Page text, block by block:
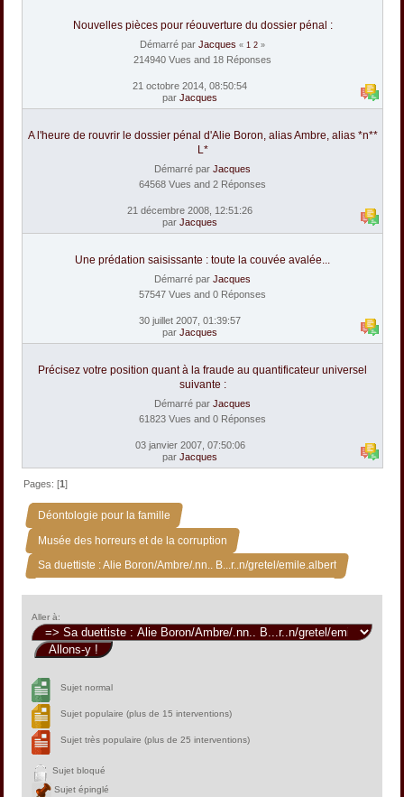
Nouvelles pièces pour réouverture du dossier pénal :
Démarré par Jacques « 1 2 »
214940 Vues and 18 Réponses
21 octobre 2014, 08:50:54
par Jacques
A l'heure de rouvrir le dossier pénal d'Alie Boron, alias Ambre, alias *n**
L*
Démarré par Jacques
64568 Vues and 2 Réponses
21 décembre 2008, 12:51:26
par Jacques
Une prédation saisissante : toute la couvée avalée...
Démarré par Jacques
57547 Vues and 0 Réponses
30 juillet 2007, 01:39:57
par Jacques
Précisez votre position quant à la fraude au quantificateur universel
suivante :
Démarré par Jacques
61823 Vues and 0 Réponses
03 janvier 2007, 07:50:06
par Jacques
Pages: [1]
Déontologie pour la famille »
Musée des horreurs et de la corruption »
Sa duettiste : Alie Boron/Ambre/.nn.. B...r..n/gretel/emile.albert
Aller à:
Sujet normal
Sujet populaire (plus de 15 interventions)
Sujet très populaire (plus de 25 interventions)
Sujet bloqué
Sujet épinglé